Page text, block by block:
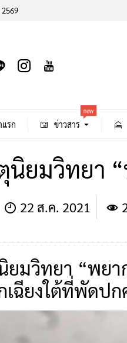
รก ข่าวสาร
new
นิยมวิทยา
22 ส.ค. 2021
ยมวิทยา “พย
เฉียงใต้ที่พัดป